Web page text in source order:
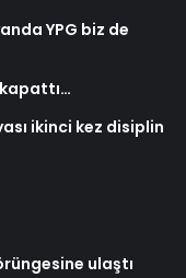
YPG biz de
ikinci kez disiplin
ulaştı